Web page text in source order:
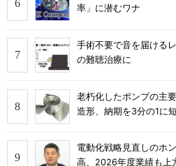
率」に潜むワナ
手術不要で音を届ける
の難聴治療に
老朽化したポンプの主
造形、納期を3分の1に
電動化戦略見直しのホ
高、2026年度業績も上